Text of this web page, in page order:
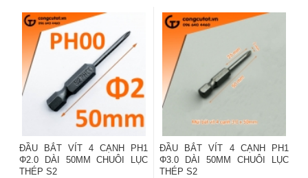
ĐẦU BẮT VÍT 4 CẠNH PH1
Φ2.0 DÀI 50MM CHUÔI LỤC
THÉP S2
ĐẦU BẮT VÍT 4 CẠNH PH1
Φ3.0 DÀI 50MM CHUÔI LỤC
THÉP S2